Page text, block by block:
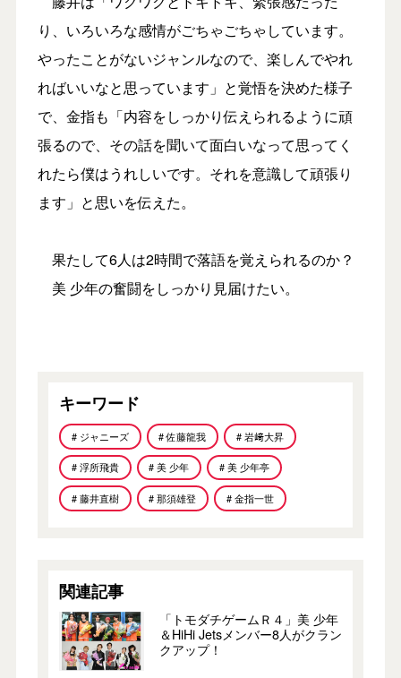
り、いろいろな感情がごちゃごちゃしています。
やったことがないジャンルなので、楽しんでやれ
ればいいなと思っています」と覚悟を決めた様子
で、金指も「内容をしっかり伝えられるように頑
張るので、その話を聞いて面白いなって思ってく
れたら僕はうれしいです。それを意識して頑張り
ます」と思いを伝えた。
果たして6人は2時間で落語を覚えられるのか？
美 少年の奮闘をしっかり見届けたい。
キーワード
# ジャニーズ # 佐藤龍我 # 岩﨑大昇
# 浮所飛貴 # 美 少年 # 美 少年亭
# 藤井直樹 # 那須雄登 # 金指一世
関連記事
「トモダチゲームＲ４」美 少年
＆HiHi Jetsメンバー8人がクラン
クアップ！